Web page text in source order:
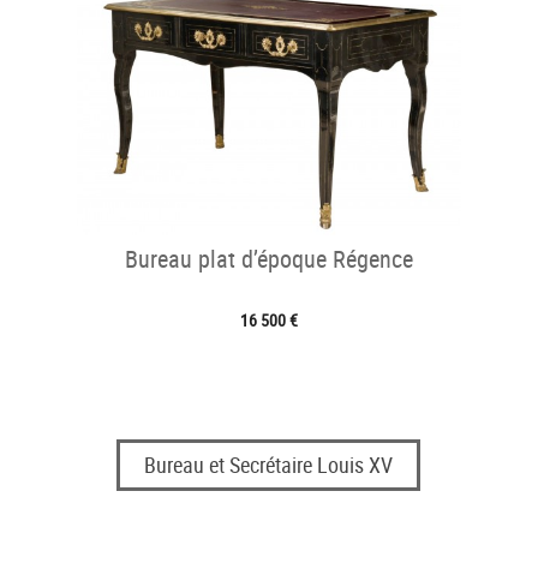
Bureau plat d’époque Régence
16 500 €
Bureau et Secrétaire Louis XV